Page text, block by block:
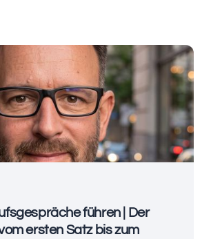
führen | Der
ersten Satz bis zum